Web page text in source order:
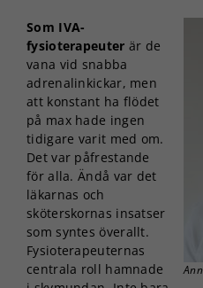
Som IVA-
fysioterapeuter är de
vana vid snabba
adrenalinkickar, men
att konstant ha flödet
på max hade ingen
tidigare varit med om.
Det var påfrestande
för alla. Ändå var det
läkarnas och
sköterskornas insatser
som syntes överallt.
Fysioterapeuternas
centrala roll hamnade